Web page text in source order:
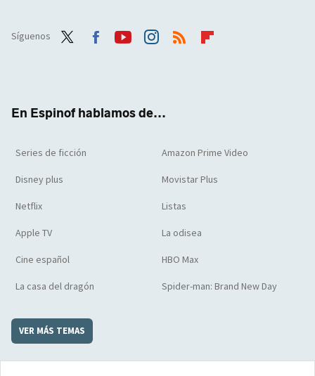
Síguenos
En Espinof hablamos de...
Series de ficción Amazon Prime Video
Disney plus Movistar Plus
Netflix Listas
Apple TV La odisea
Cine español HBO Max
La casa del dragón Spider-man: Brand New Day
VER MÁS TEMAS